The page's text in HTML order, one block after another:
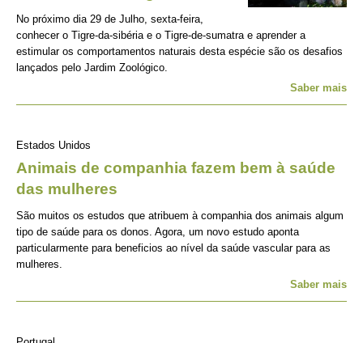
No próximo dia 29 de Julho, sexta-feira,
conhecer o Tigre-da-sibéria e o Tigre-de-sumatra e aprender a
estimular os comportamentos naturais desta espécie são os desafios
lançados pelo Jardim Zoológico.
Saber mais
Estados Unidos
Animais de companhia fazem bem à saúde
das mulheres
São muitos os estudos que atribuem à companhia dos animais algum
tipo de saúde para os donos. Agora, um novo estudo aponta
particularmente para beneficios ao nível da saúde vascular para as
mulheres.
Saber mais